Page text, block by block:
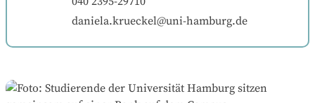
daniela.krueckel@uni-hamburg.de